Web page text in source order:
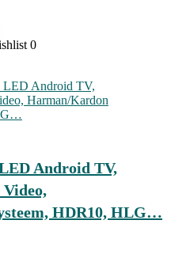
0
Android TV,
Video,
HDR10, HLG…